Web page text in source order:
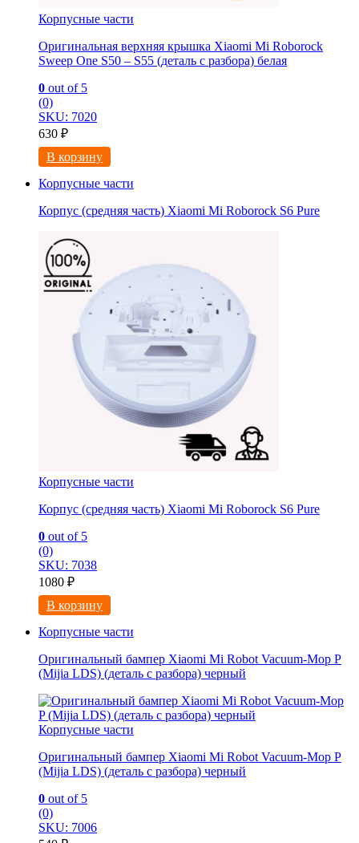
Корпусные части
Оригинальная верхняя крышка Xiaomi Mi Roborock
Sweep One S50 – S55 (деталь с разбора) белая
0 out of 5
(0)
SKU: 7020
630 ₽
В корзину
Корпусные части
Корпус (средняя часть) Xiaomi Mi Roborock S6 Pure
Корпусные части
Корпус (средняя часть) Xiaomi Mi Roborock S6 Pure
0 out of 5
(0)
SKU: 7038
1080 ₽
В корзину
Корпусные части
Оригинальный бампер Xiaomi Mi Robot Vacuum-Mop P
(Mijia LDS) (деталь с разбора) черный
Корпусные части
Оригинальный бампер Xiaomi Mi Robot Vacuum-Mop P
(Mijia LDS) (деталь с разбора) черный
0 out of 5
(0)
SKU: 7006